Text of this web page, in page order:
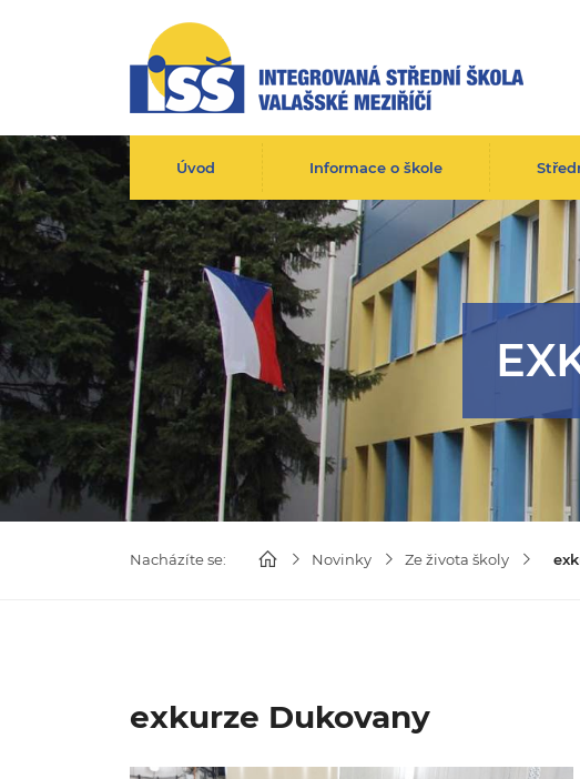
Úvod Informace o škole
Nacházíte se: Novinky Ze života školy
exkurze Dukovany